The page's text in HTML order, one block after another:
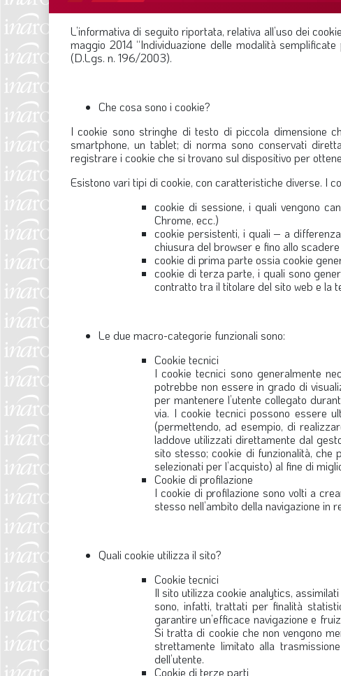
L’informativa di seguito riportata, relativa all’uso dei
maggio 2014 “Individuazione delle modalità
(D.Lgs. n. 196/2003).
Che cosa sono i cookie?
I cookie sono stringhe di testo di piccola dimensione
smartphone, un tablet; di norma sono conservati
registrare i cookie che si trovano sul dispositivo per
Esistono vari tipi di cookie, con caratteristiche diverse. I
cookie di sessione, i quali vengono
Chrome, ecc.)
cookie persistenti, i quali – a
chiusura del browser e fino allo
cookie di prima parte ossia cookie
cookie di terza parte, i quali sono
contratto tra il titolare del sito web e la
Le due macro-categorie funzionali sono:
Cookie tecnici
I cookie tecnici sono generalmente
potrebbe non essere in grado di
per mantenere l’utente collegato
via. I cookie tecnici possono essere
(permettendo, ad esempio, di
laddove utilizzati direttamente dal
sito stesso; cookie di funzionalità, che
selezionati per l’acquisto) al fine di
Cookie di profilazione
I cookie di profilazione sono volti a
stesso nell’ambito della navigazione
Quali cookie utilizza il sito?
Cookie tecnici
Il sito utilizza cookie analytics,
sono, infatti, trattati per finalità
garantire un’efficace navigazione e
Si tratta di cookie che non vengono
strettamente limitato alla
dell’utente.
Cookie di terze parti